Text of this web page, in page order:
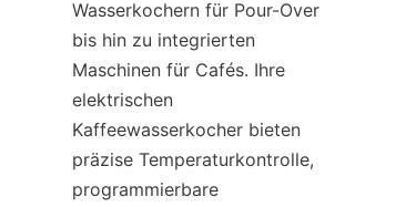
Wasserkochern für Pour-Over
bis hin zu integrierten
Maschinen für Cafés. Ihre
elektrischen
Kaffeewasserkocher bieten
präzise Temperaturkontrolle,
programmierbare